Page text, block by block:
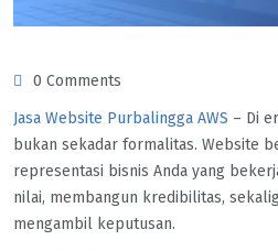
0 Comments
Jasa Website Purbalingga AWS – Di
bukan sekadar formalitas. Website
representasi bisnis Anda yang
nilai, membangun kredibilitas,
mengambil keputusan.